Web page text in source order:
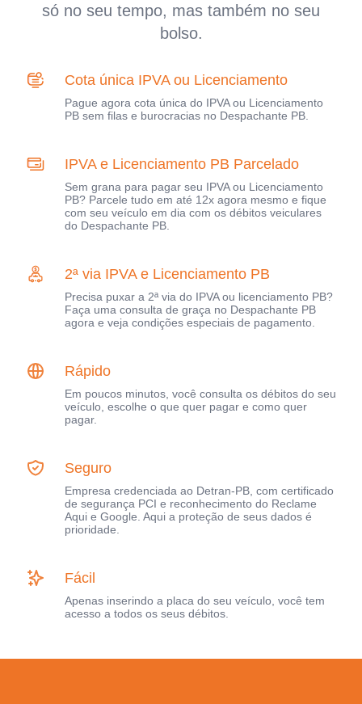
só no seu tempo, mas também no seu
bolso.
Cota única IPVA ou Licenciamento
Pague agora cota única do IPVA ou Licenciamento
PB sem filas e burocracias no Despachante PB.
IPVA e Licenciamento PB Parcelado
Sem grana para pagar seu IPVA ou Licenciamento
PB? Parcele tudo em até 12x agora mesmo e fique
com seu veículo em dia com os débitos veiculares
do Despachante PB.
2ª via IPVA e Licenciamento PB
Precisa puxar a 2ª via do IPVA ou licenciamento PB?
Faça uma consulta de graça no Despachante PB
agora e veja condições especiais de pagamento.
Rápido
Em poucos minutos, você consulta os débitos do seu
veículo, escolhe o que quer pagar e como quer
pagar.
Seguro
Empresa credenciada ao Detran-PB, com certificado
de segurança PCI e reconhecimento do Reclame
Aqui e Google. Aqui a proteção de seus dados é
prioridade.
Fácil
Apenas inserindo a placa do seu veículo, você tem
acesso a todos os seus débitos.